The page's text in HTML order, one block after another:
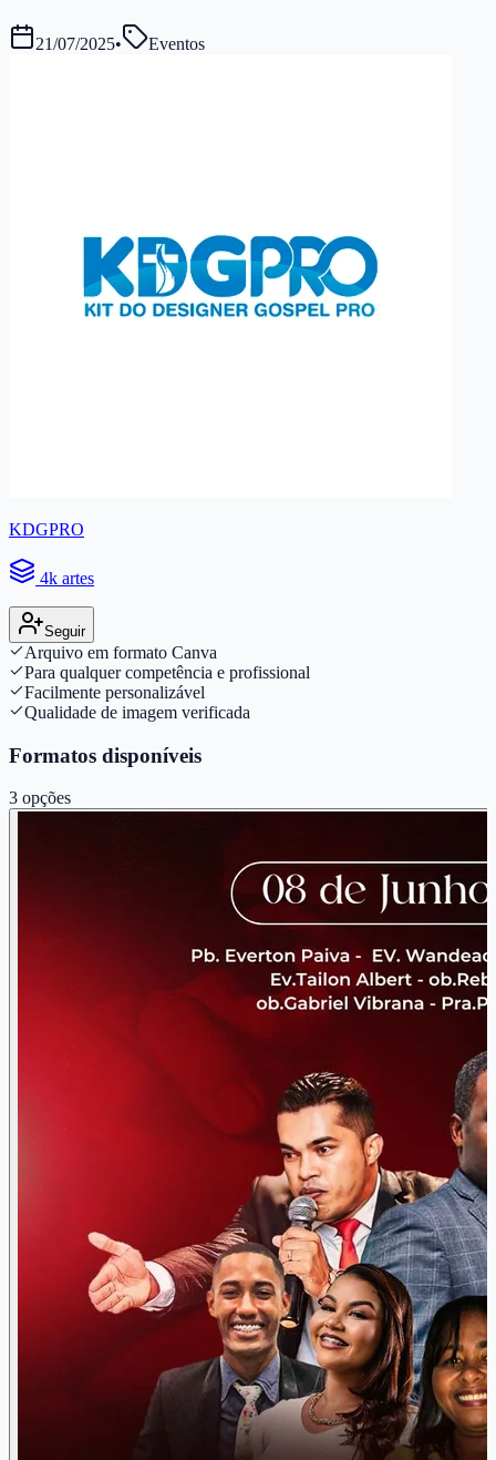
21/07/2025• Eventos
KDGPRO
4k artes
Seguir
Arquivo em formato Canva
Para qualquer competência e profissional
Facilmente personalizável
Qualidade de imagem verificada
Formatos disponíveis
3 opções